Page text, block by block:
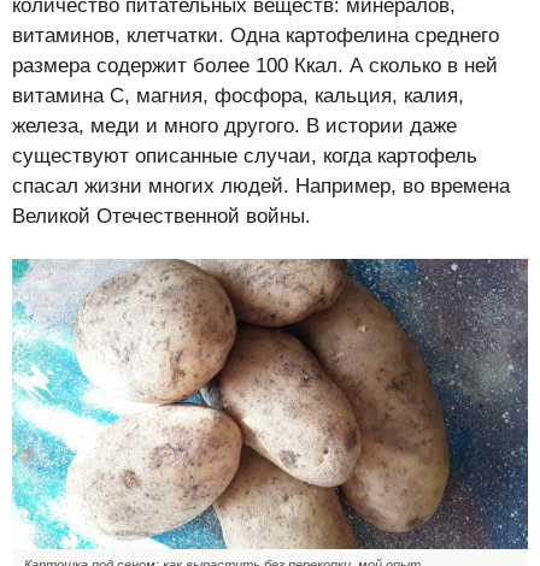
количество питательных веществ: минералов,
витаминов, клетчатки. Одна картофелина среднего
размера содержит более 100 Ккал. А сколько в ней
витамина C, магния, фосфора, кальция, калия,
железа, меди и много другого. В истории даже
существуют описанные случаи, когда картофель
спасал жизни многих людей. Например, во времена
Великой Отечественной войны.